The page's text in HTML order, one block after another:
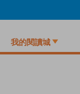
我的閱讀城